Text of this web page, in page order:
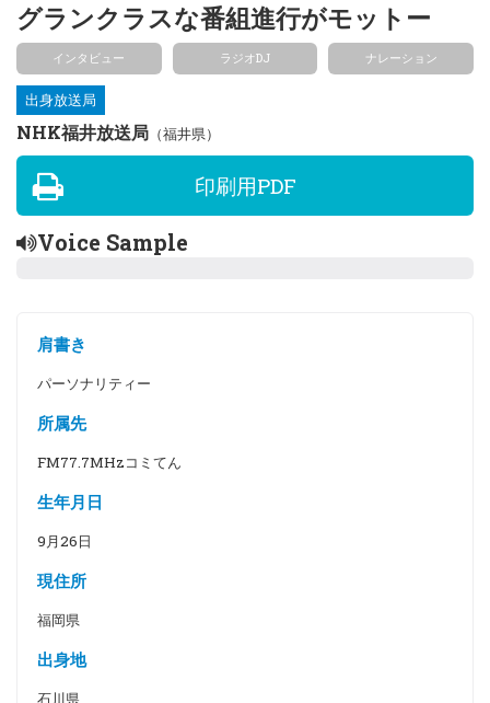
グランクラスな番組進行がモットー
インタビュー ラジオDJ ナレーション
出身放送局
NHK福井放送局 （福井県）
印刷用PDF
Voice Sample
肩書き
パーソナリティー
所属先
FM77.7MHzコミてん
生年月日
9月26日
現住所
福岡県
出身地
石川県